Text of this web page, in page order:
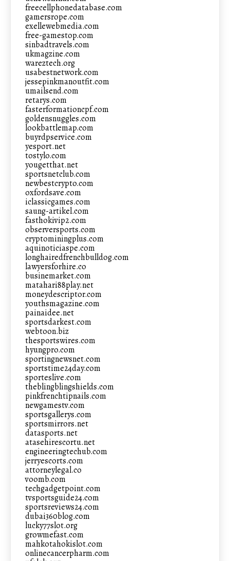
freecellphonedatabase.com
gamersrope.com
exellewebmedia.com
free-gamestop.com
sinbadtravels.com
ukmagzine.com
wareztech.org
usabestnetwork.com
jessepinkmanoutfit.com
umailsend.com
retarys.com
fasterformationcpf.com
goldensnuggles.com
lookbattlemap.com
buyrdpservice.com
yesport.net
tostylo.com
yougetthat.net
sportsnetclub.com
newbestcrypto.com
oxfordsave.com
iclassicgames.com
saung-artikel.com
fasthokivip2.com
observersports.com
cryptominingplus.com
aquinoticiaspe.com
longhairedfrenchbulldog.com
lawyersforhire.co
businemarket.com
matahari88play.net
moneydescriptor.com
youthsmagazine.com
painaidee.net
sportsdarkest.com
webtoon.biz
thesportswires.com
hyungpro.com
sportingnewsnet.com
sportstime24day.com
sporteslive.com
theblingblingshields.com
pinkfrenchtipnails.com
newgamestv.com
sportsgallerys.com
sportsmirrors.net
datasports.net
atasehirescortu.net
engineeringtechub.com
jerryescorts.com
attorneylegal.co
voomb.com
techgadgetpoint.com
tvsportsguide24.com
sportsreviews24.com
dubai360blog.com
lucky77slot.org
growmefast.com
mahkotahokislot.com
onlinecancerpharm.com